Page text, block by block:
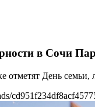
в Сочи
отметят День семьи,